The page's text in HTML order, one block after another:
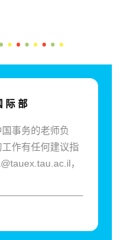
际部
事务的老师负
作有任何建议指
，